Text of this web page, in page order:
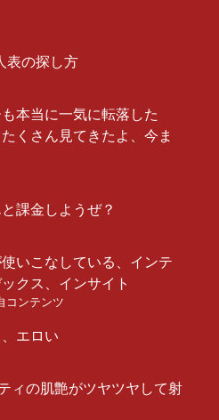
表の探し方
本当に一気に転落した
くさん見てきたよ、今ま
課金しようぜ？
いこなしている、インテ
クス、インサイト
コンテンツ
エロい
ィの肌艶がツヤツヤして射